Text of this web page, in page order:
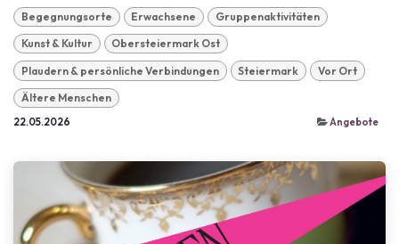
Begegnungsorte Erwachsene Gruppenaktivitäten
Kunst & Kultur Obersteiermark Ost
Plaudern & persönliche Verbindungen Steiermark Vor Ort
Ältere Menschen
22.05.2026 Angebote